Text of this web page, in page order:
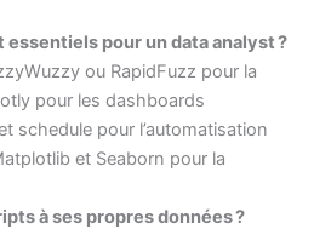
pour un data analyst ?
ou RapidFuzz pour la
pour les dashboards
schedule pour l’automatisation
et Seaborn pour la
à ses propres données ?